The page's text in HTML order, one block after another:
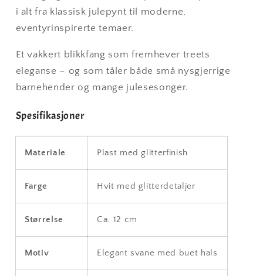
i alt fra klassisk julepynt til moderne,
eventyrinspirerte temaer.
Et vakkert blikkfang som fremhever treets
eleganse – og som tåler både små nysgjerrige
barnehender og mange julesesonger.
Spesifikasjoner
Materiale Plast med glitterfinish
Farge Hvit med glitterdetaljer
Størrelse Ca. 12 cm
Motiv Elegant svane med buet hals